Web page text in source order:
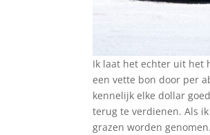
Ik laat het echter uit het
een vette bon door per
kennelijk elke dollar
terug te verdienen. Als
grazen worden genomen.